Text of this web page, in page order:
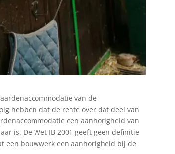
van de
hebben dat de rente over dat deel van
een aanhorigheid van
is. De Wet IB 2001 geeft geen definitie
een bouwwerk een aanhorigheid bij de